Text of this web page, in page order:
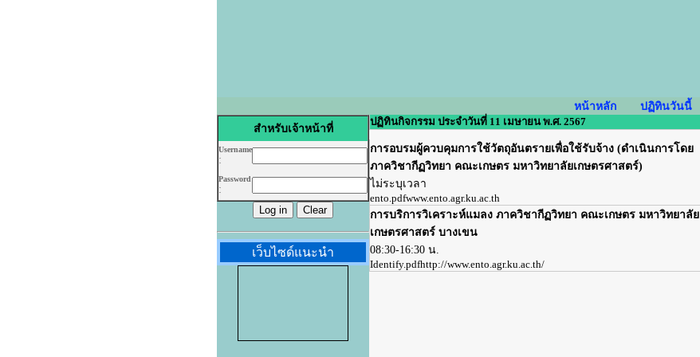
หน้าหลัก ปฏิทินวันนี้
สำหรับเจ้าหน้าที่
Username
:
Password
:
เว็บไซด์แนะนำ
ปฏิทินกิจกรรม ประจำวันที่ 11 เมษายน พ.ศ. 2567
การอบรมผู้ควบคุมการใช้วัตถุอันตรายเพื่อใช้รับจ้าง (ดำเนินการโดย
ภาควิชากีฏวิทยา คณะเกษตร มหาวิทยาลัยเกษตรศาสตร์)
ไม่ระบุเวลา
ento.pdfwww.ento.agr.ku.ac.th
การบริการวิเคราะห์แมลง ภาควิชากีฏวิทยา คณะเกษตร มหาวิทยาลัย
เกษตรศาสตร์ บางเขน
08:30-16:30 น.
Identify.pdfhttp://www.ento.agr.ku.ac.th/